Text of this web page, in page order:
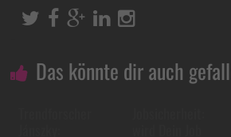
Das könnte dir auch